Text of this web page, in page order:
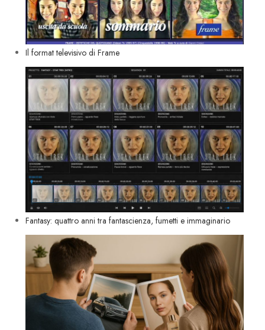
Il format televisivo di Frame
Fantasy: quattro anni tra fantascienza, fumetti e immaginario